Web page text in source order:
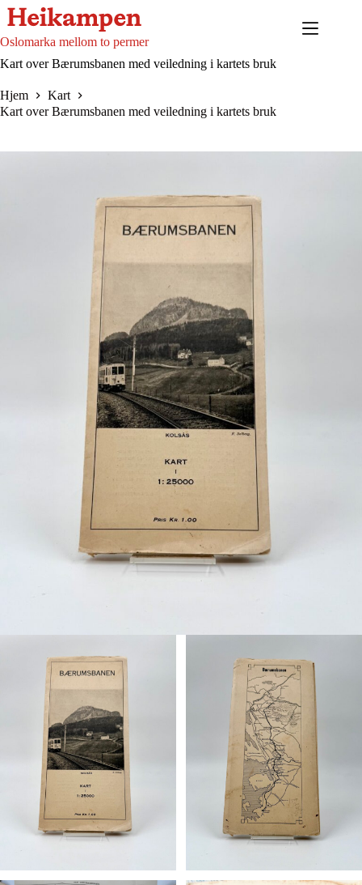
Hopp
til
innholdet
Oslomarka mellom to permer
Kart over Bærumsbanen med veiledning i kartets bruk
Hjem
Kart
Kart over Bærumsbanen med veiledning i kartets bruk